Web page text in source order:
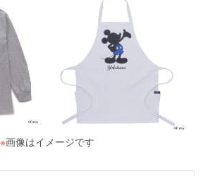
※画像はイメージです